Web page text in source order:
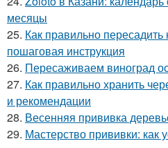
месяцы
25. Как правильно пересадить
пошаговая инструкция
26. Пересаживаем виноград
27. Как правильно хранить
и рекомендации
28. Весенняя прививка
29. Мастерство прививки: как